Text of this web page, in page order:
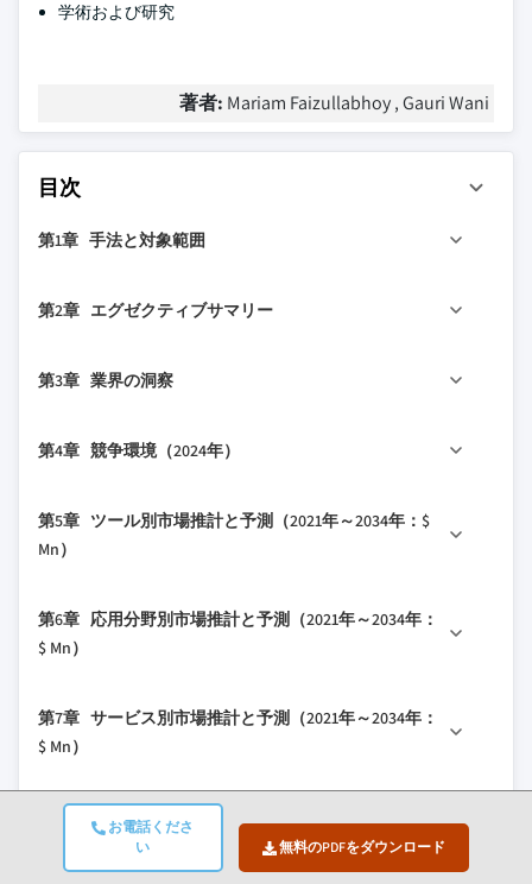
お電話くださ
い
無料のPDFをダウンロード
学術および研究
著者: Mariam Faizullabhoy , Gauri Wani
目次
第1章 手法と対象範囲
1.2 調査設計
1.2.2 データ収集方法
1.4 基本推計と計算
1.4.2 市場推計のための主要トレンド
1.6 予測モデル
第2章 エグゼクティブサマリー
2.2 主要市場トレンド
2.2.2 応用分野のトレンド
2.2.4 最終用途のトレンド
ト
第3章 業界の洞察
3.2 業界への影響要因
3.2.1.1 バイオインフォマティクスとデー
増加
3.2.1.5 オミックスデータとバイオインフ
3.2.2.1 データの分散と不適切な管理
3.2.2.2 データプライバシーとセキュリテ
ィのコンプライアンス
第4章 競争環境（2024年）
4.2 企業マトリックス分析
4.5 競争ポジショニングマトリックス
4.6.2 パートナーシップとコラボレーション
4.6.4 拡大計画
第5章 ツール別市場推計と予測（2021年～2034年：$
Mn）
5.2 分析ソフトウェアとサービス
第6章 応用分野別市場推計と予測（2021年～2034年：
$ Mn）
6.2 細胞・生物学的シミュレーション
6.2.2 計算プロテオミクス
6.2.3 薬理ゲノミクス
6.2.4 その他のシミュレーション
第7章 サービス別市場推計と予測（2021年～2034年：
$ Mn）
7.1 主要トレンド
7.2 契約
第8章 最終用途別市場推計と予測（2021年～2034年：